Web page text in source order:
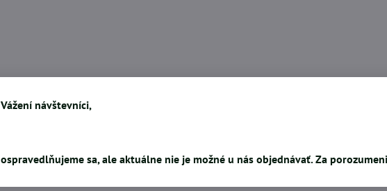
Vážení návštevníci,
ospravedlňujeme sa, ale aktuálne nie je možné u nás objednávať. Za